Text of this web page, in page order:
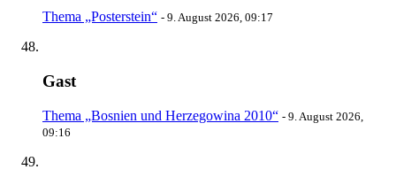
Thema „Posterstein“ - 9. August 2026, 09:17
Gast
Thema „Bosnien und Herzegowina 2010“ - 9. August 2026,
09:16